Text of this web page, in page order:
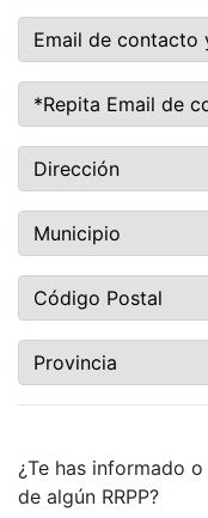
¿Te has informado
de algún RRPP?